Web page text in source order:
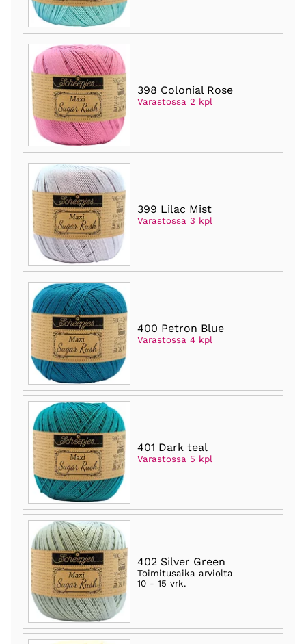
398 Colonial Rose
Varastossa 2 kpl
399 Lilac Mist
Varastossa 3 kpl
400 Petron Blue
Varastossa 4 kpl
401 Dark teal
Varastossa 5 kpl
402 Silver Green
Toimitusaika arviolta
10 - 15 vrk.